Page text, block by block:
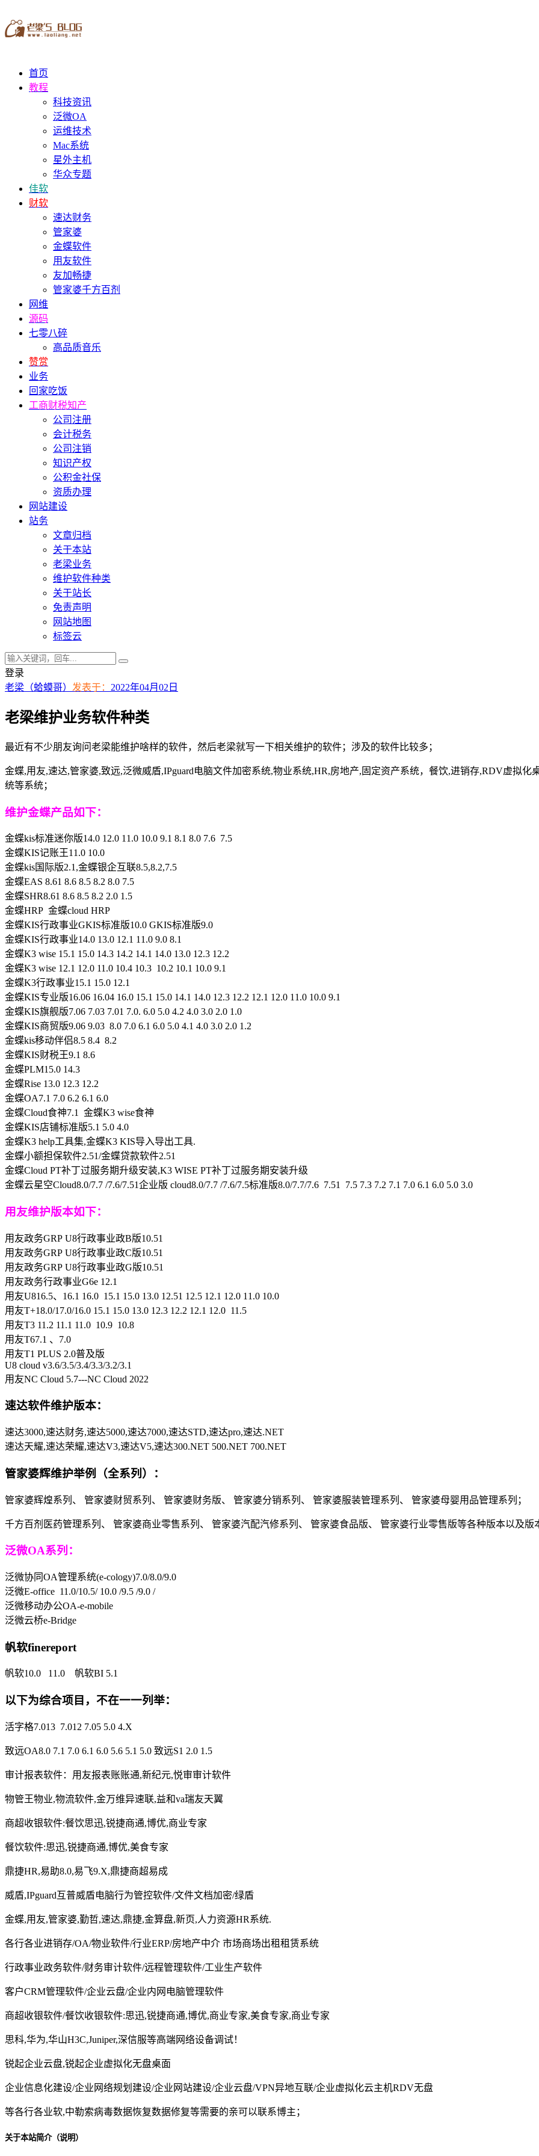
首页
教程
科技资讯
泛微OA
运维技术
Mac系统
星外主机
华众专题
佳软
财软
速达财务
管家婆
金蝶软件
用友软件
友加畅捷
管家婆千方百剂
网维
源码
七零八碎
高品质音乐
赞赏
业务
回家吃饭
工商财税知产
公司注册
会计税务
公司注销
知识产权
公积金社保
资质办理
网站建设
站务
文章归档
关于本站
老梁业务
维护软件种类
关于站长
免责声明
网站地图
标签云
登录
老梁（蛤蟆哥） 发表于： 2022年04月02日
老梁维护业务软件种类
最近有不少朋友询问老梁能维护啥样的软件，然后老梁就写一下相关维护的软件；涉及的软件比较多；
金蝶,用友,速达,管家婆,致远,泛微威盾,IPguard电脑文件加密系统,物业系统,HR,房地产,固定资产系统，餐饮,进销存,RDV虚拟
统等系统；
维护金蝶产品如下：
金蝶kis标准迷你版14.0 12.0 11.0 10.0 9.1 8.1 8.0 7.6 7.5
金蝶KIS记账王11.0 10.0
金蝶kis国际版2.1,金蝶银企互联8.5,8.2,7.5
金蝶EAS 8.61 8.6 8.5 8.2 8.0 7.5
金蝶SHR8.61 8.6 8.5 8.2 2.0 1.5
金蝶HRP 金蝶cloud HRP
金蝶KIS行政事业GKIS标准版10.0 GKIS标准版9.0
金蝶KIS行政事业14.0 13.0 12.1 11.0 9.0 8.1
金蝶K3 wise 15.1 15.0 14.3 14.2 14.1 14.0 13.0 12.3 12.2
金蝶K3 wise 12.1 12.0 11.0 10.4 10.3 10.2 10.1 10.0 9.1
金蝶K3行政事业15.1 15.0 12.1
金蝶KIS专业版16.06 16.04 16.0 15.1 15.0 14.1 14.0 12.3 12.2 12.1 12.0 11.0 10.0 9.1
金蝶KIS旗舰版7.06 7.03 7.01 7.0. 6.0 5.0 4.2 4.0 3.0 2.0 1.0
金蝶KIS商贸版9.06 9.03 8.0 7.0 6.1 6.0 5.0 4.1 4.0 3.0 2.0 1.2
金蝶kis移动伴侣8.5 8.4 8.2
金蝶KIS财税王9.1 8.6
金蝶PLM15.0 14.3
金蝶Rise 13.0 12.3 12.2
金蝶OA7.1 7.0 6.2 6.1 6.0
金蝶Cloud食神7.1 金蝶K3 wise食神
金蝶KIS店铺标准版5.1 5.0 4.0
金蝶K3 help工具集,金蝶K3 KIS导入导出工具.
金蝶小额担保软件2.51/金蝶贷款软件2.51
金蝶Cloud PT补丁过服务期升级安装,K3 WISE PT补丁过服务期安装升级
金蝶云星空Cloud8.0/7.7 /7.6/7.51企业版 cloud8.0/7.7 /7.6/7.5标准版8.0/7.7/7.6 7.51 7.5 7.3 7.2 7.1 7.0 6.1 6.0 5.0 3.0
用友维护版本如下：
用友政务GRP U8行政事业政B版10.51
用友政务GRP U8行政事业政C版10.51
用友政务GRP U8行政事业政G版10.51
用友政务行政事业G6e 12.1
用友U816.5、16.1 16.0 15.1 15.0 13.0 12.51 12.5 12.1 12.0 11.0 10.0
用友T+18.0/17.0/16.0 15.1 15.0 13.0 12.3 12.2 12.1 12.0 11.5
用友T3 11.2 11.1 11.0 10.9 10.8
用友T67.1 、7.0
用友T1 PLUS 2.0普及版
U8 cloud v3.6/3.5/3.4/3.3/3.2/3.1
用友NC Cloud 5.7---NC Cloud 2022
速达软件维护版本：
速达3000,速达财务,速达5000,速达7000,速达STD,速达pro,速达.NET
速达天耀,速达荣耀,速达V3,速达V5,速达300.NET 500.NET 700.NET
管家婆辉维护举例（全系列）：
管家婆辉煌系列、 管家婆财贸系列、 管家婆财务版、 管家婆分销系列、 管家婆服装管理系列、 管家婆母婴用品管理系列；
千方百剂医药管理系列、 管家婆商业零售系列、 管家婆汽配汽修系列、 管家婆食品版、 管家婆行业零售版等各种版本以及版
泛微OA系列：
泛微协同OA管理系统(e-cology)7.0/8.0/9.0
泛微E-office 11.0/10.5/ 10.0 /9.5 /9.0 /
泛微移动办公OA-e-mobile
泛微云桥e-Bridge
帆软finereport
帆软10.0 11.0 帆软BI 5.1
以下为综合项目，不在一一列举：
活字格7.013 7.012 7.05 5.0 4.X
致远OA8.0 7.1 7.0 6.1 6.0 5.6 5.1 5.0 致远S1 2.0 1.5
审计报表软件：用友报表账账通,新纪元,悦审审计软件
物管王物业,物流软件,金万维异速联,益和va瑞友天翼
商超收银软件:餐饮思迅,锐捷商通,博优,商业专家
餐饮软件:思迅,锐捷商通,博优,美食专家
鼎捷HR,易助8.0,易飞9.X,鼎捷商超易成
威盾,IPguard互普威盾电脑行为管控软件/文件文档加密/绿盾
金蝶,用友,管家婆,勤哲,速达,鼎捷,金算盘,新页,人力资源HR系统.
各行各业进销存/OA/物业软件/行业ERP/房地产中介 市场商场出租租赁系统
行政事业政务软件/财务审计软件/远程管理软件/工业生产软件
客户CRM管理软件/企业云盘/企业内网电脑管理软件
商超收银软件/餐饮收银软件:思迅,锐捷商通,博优,商业专家,美食专家,商业专家
思科,华为,华山H3C,Juniper,深信服等高端网络设备调试！
锐起企业云盘,锐起企业虚拟化无盘桌面
企业信息化建设/企业网络规划建设/企业网站建设/企业云盘/VPN异地互联/企业虚拟化云主机RDV无盘
等各行各业软,中勒索病毒数据恢复数据修复等需要的亲可以联系博主；
关于本站简介（说明）